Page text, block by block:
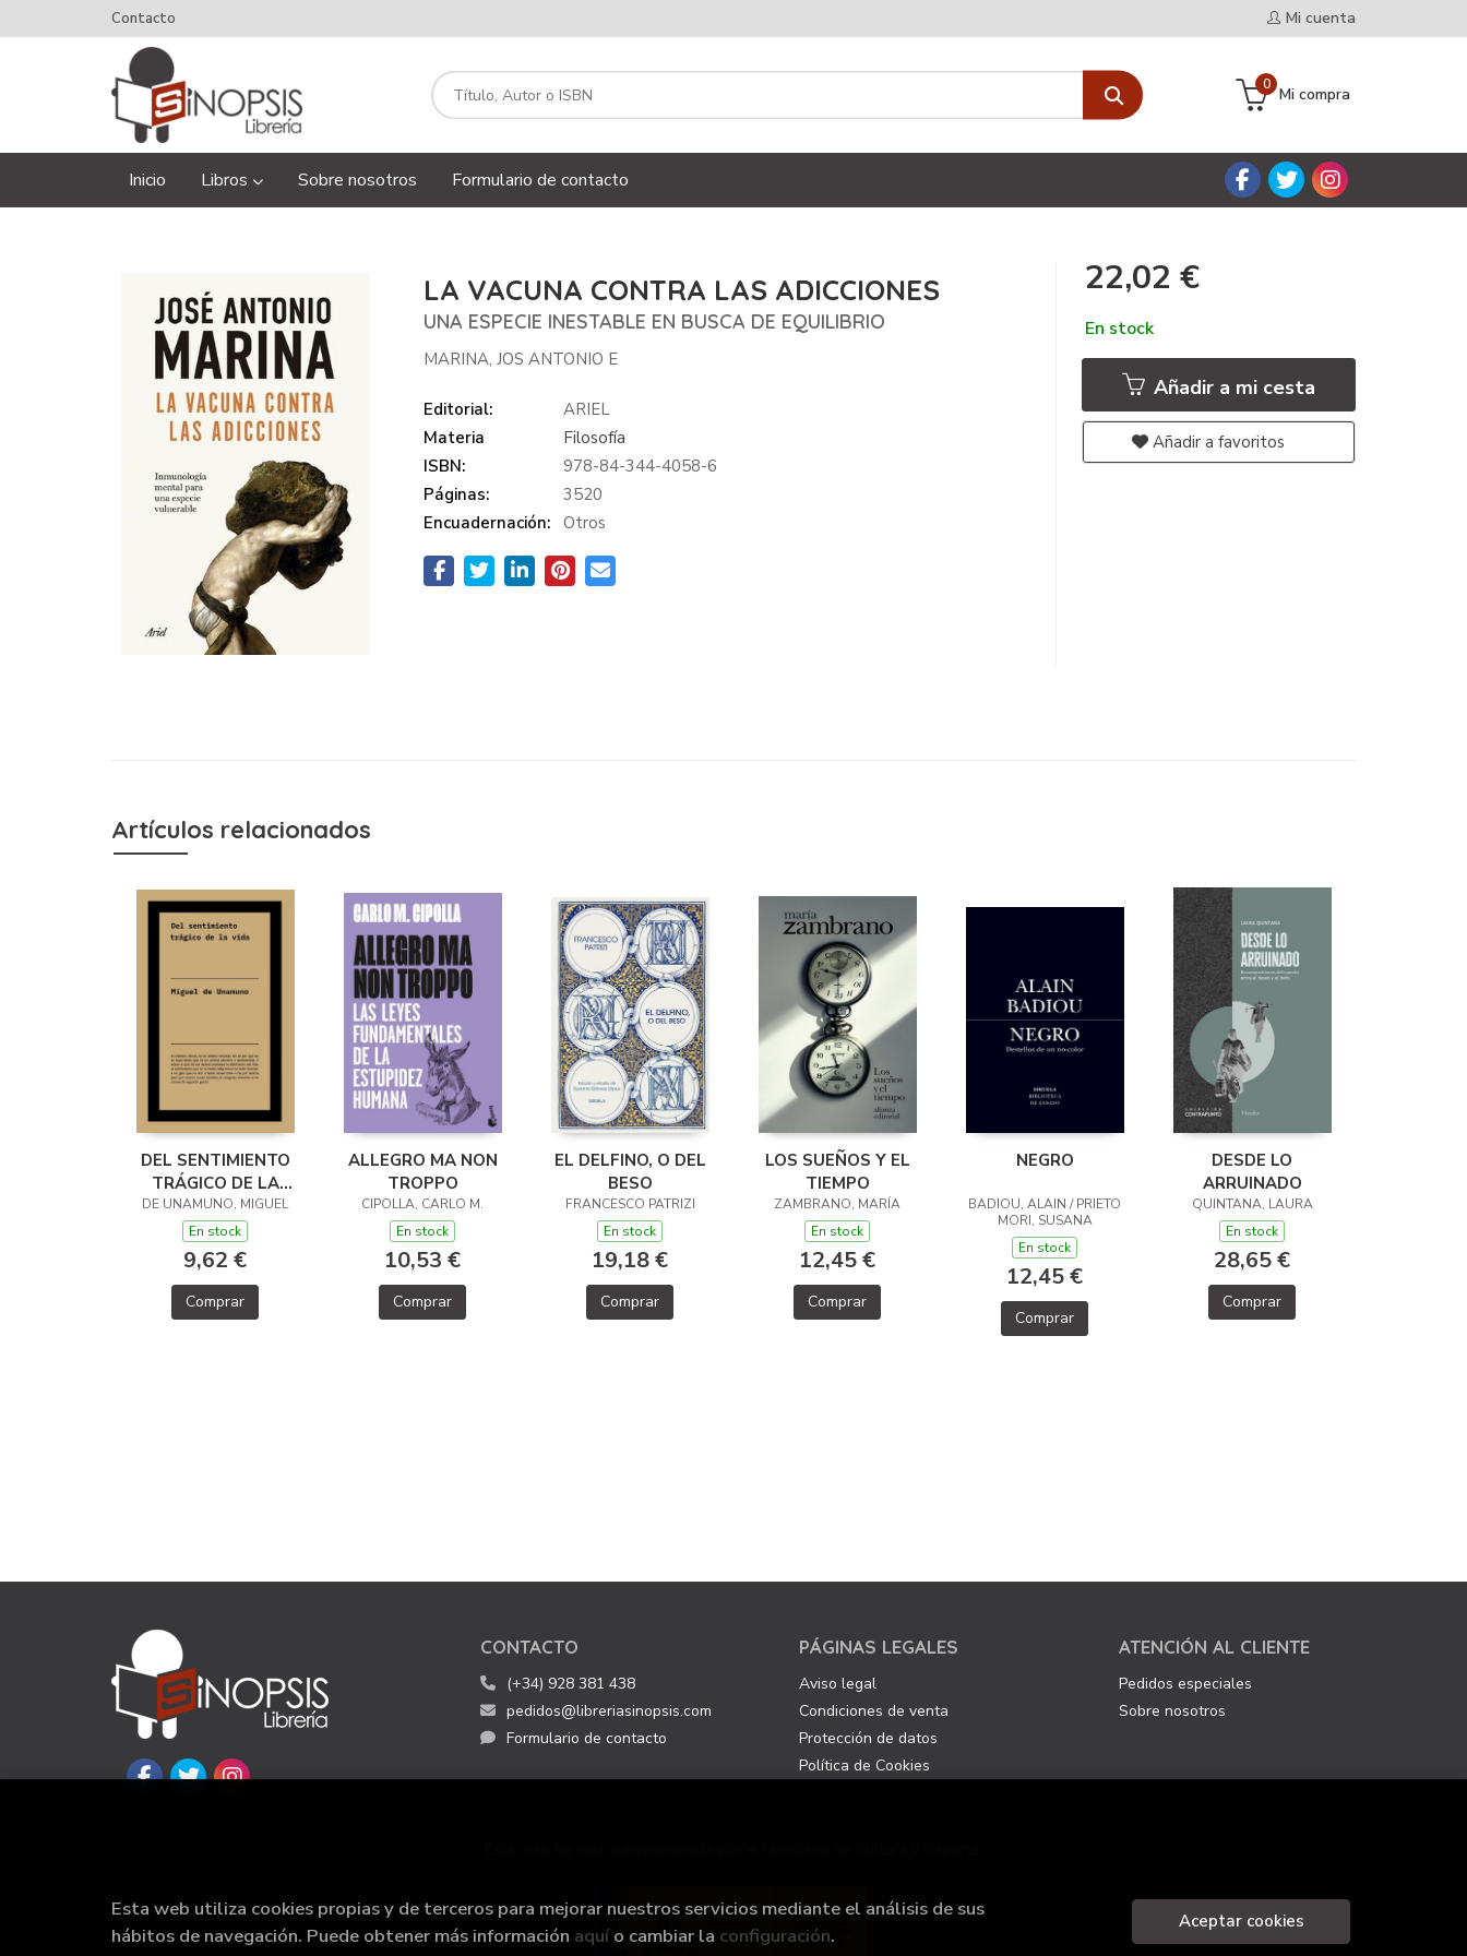
Mi cuenta
Contacto
Mi compra
0
Inicio Libros Sobre nosotros Formulario de contacto
LA VACUNA CONTRA LAS ADICCIONES
UNA ESPECIE INESTABLE EN BUSCA DE EQUILIBRIO
MARINA, JOS ANTONIO E
Editorial:
ARIEL
Materia
Filosofía
ISBN:
978-84-344-4058-6
Páginas:
3520
Encuadernación:
Otros
22,02 €
En stock
Añadir a mi cesta
Añadir a favoritos
Artículos relacionados
DEL SENTIMIENTO
TRÁGICO DE LA
VIDA
DE UNAMUNO, MIGUEL
En stock
9,62 €
Comprar
ALLEGRO MA NON
TROPPO
CIPOLLA, CARLO M.
En stock
10,53 €
Comprar
EL DELFINO, O DEL
BESO
FRANCESCO PATRIZI
En stock
19,18 €
Comprar
LOS SUEÑOS Y EL
TIEMPO
ZAMBRANO, MARÍA
En stock
12,45 €
Comprar
NEGRO
BADIOU, ALAIN / PRIETO
MORI, SUSANA
En stock
12,45 €
Comprar
DESDE LO
ARRUINADO
QUINTANA, LAURA
En stock
28,65 €
Comprar
CONTACTO
(+34) 928 381 438
pedidos@libreriasinopsis.com
Formulario de contacto
PÁGINAS LEGALES
Aviso legal
Condiciones de venta
Protección de datos
Política de Cookies
ATENCIÓN AL CLIENTE
Pedidos especiales
Sobre nosotros
Esta web utiliza cookies propias y de terceros para mejorar nuestros servicios mediante el análisis de sus
hábitos de navegación. Puede obtener más información aquí o cambiar la configuración.
Aceptar cookies